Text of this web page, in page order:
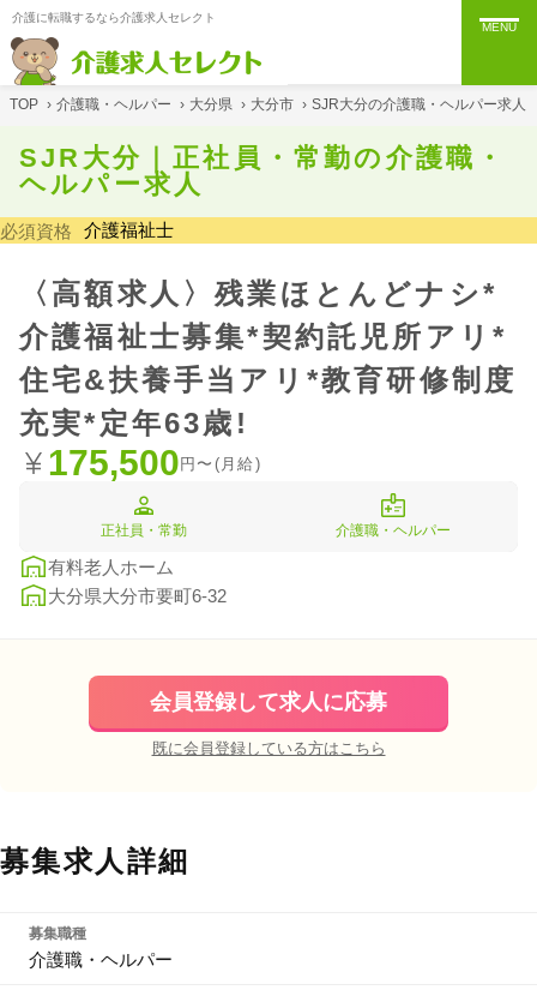
介護に転職するなら介護求人セレクト
MENU
TOP › 介護職・ヘルパー › 大分県 › 大分市 › SJR大分の介護職・ヘルパー求人
SJR大分｜正社員・常勤の介護職・
ヘルパー求人
必須資格 介護福祉士
〈高額求人〉残業ほとんどナシ*
介護福祉士募集*契約託児所アリ*
住宅&扶養手当アリ*教育研修制度
充実*定年63歳!
175,500円〜(月給)
正社員・常勤 介護職・ヘルパー
有料老人ホーム
大分県大分市要町6-32
会員登録して求人に応募
既に会員登録している方はこちら
募集求人詳細
募集職種
介護職・ヘルパー